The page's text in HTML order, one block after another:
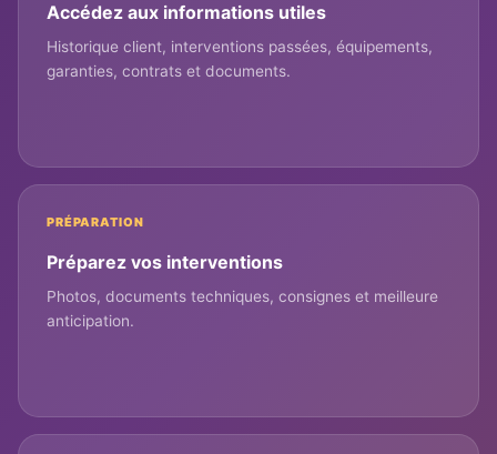
Accédez aux informations utiles
Historique client, interventions passées, équipements,
garanties, contrats et documents.
PRÉPARATION
Préparez vos interventions
Photos, documents techniques, consignes et meilleure
anticipation.